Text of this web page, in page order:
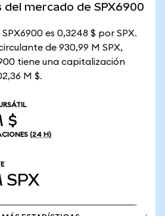
del mercado de SPX6900
es 0,3248 $ por SPX.
de 930,99 M SPX,
tiene una capitalización
M $.
$
(24 H)
SPX